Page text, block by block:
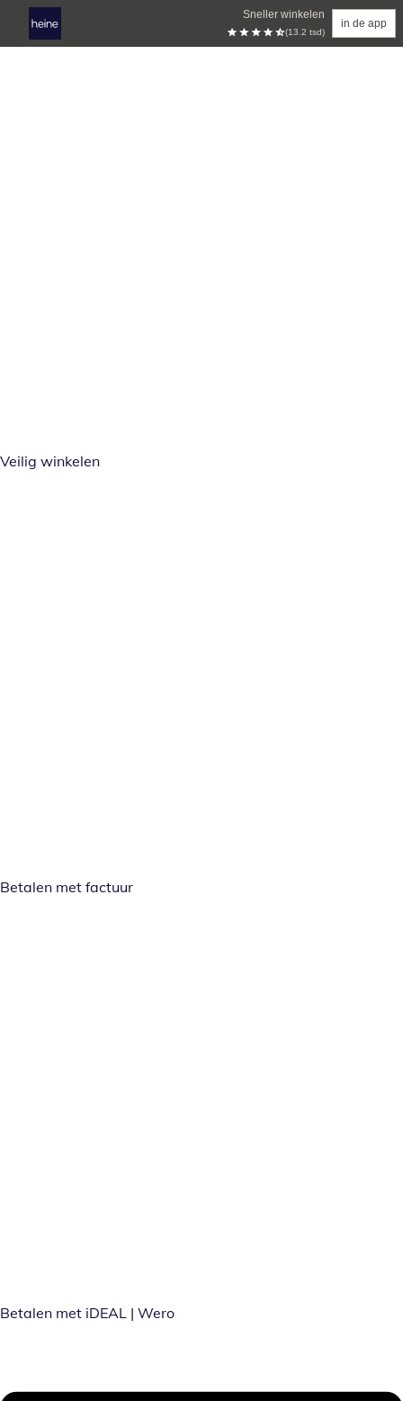
Sneller winkelen
(13.2 tsd)
in de app
Veilig winkelen
Betalen met factuur
Betalen met iDEAL | Wero